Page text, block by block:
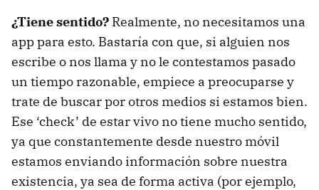
¿Tiene sentido? Realmente, no necesitamos una
app para esto. Bastaría con que, si alguien nos
escribe o nos llama y no le contestamos pasado
un tiempo razonable, empiece a preocuparse y
trate de buscar por otros medios si estamos bien.
Ese ‘check’ de estar vivo no tiene mucho sentido,
ya que constantemente desde nuestro móvil
estamos enviando información sobre nuestra
existencia, ya sea de forma activa (por ejemplo,